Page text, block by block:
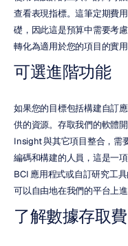
查看表現指標。這筆定期費
礎，因此這是預算中需要考
轉化為適用於您的項目的實
可選進階功能
如果您的目標包括構建自訂
供的資源。存取我們的軟體
Insight 與其它項目整合，需
編碼和構建的人員，這是一
BCI 應用程式或自訂研究工
可以自由地在我們的平台上進
了解數據存取費